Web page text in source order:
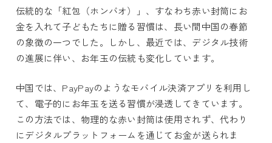
伝統的な「紅包（ホンバオ）」、すなわち赤い封筒にお
金を入れて子どもたちに贈る習慣は、長い間中国の春節
の象徴の一つでした。しかし、最近では、デジタル技術
の進展に伴い、お年玉の伝統も変化しています。
中国では、PayPayのようなモバイル決済アプリを利用し
て、電子的にお年玉を送る習慣が浸透してきています。
この方法では、物理的な赤い封筒は使用されず、代わり
にデジタルプラットフォームを通じてお金が送られま